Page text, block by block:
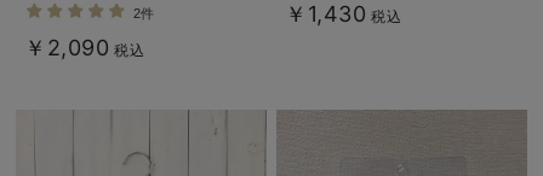
2件
￥2,090 税込
￥1,430 税込